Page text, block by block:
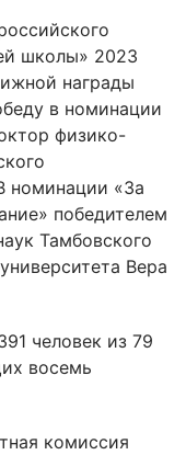
школы» 2023
награды
в номинации
физико-
номинации «За
победителем
Тамбовского
Вера
человек из 79
восемь
комиссия